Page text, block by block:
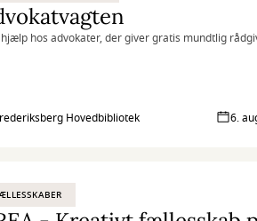
hos advokater, der giver gratis mundtlig
Hovedbibliotek 6.